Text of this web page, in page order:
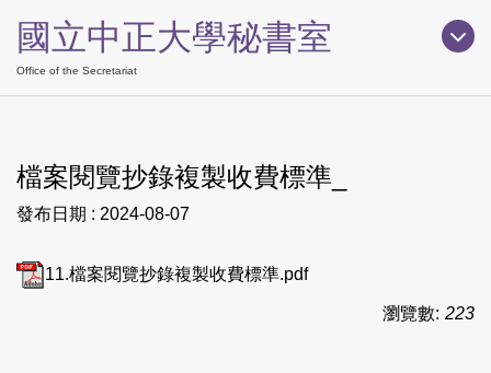
到
主
要
區
國立中正大學秘書室
Office of the Secretariat
檔案閱覽抄錄複製收費標準_
發布日期 : 2024-08-07
11.檔案閱覽抄錄複製收費標準.pdf
瀏覽數: 223